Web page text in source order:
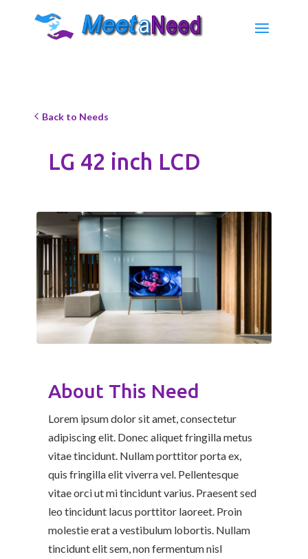
Back to Needs
LG 42 inch LCD
About This Need
Lorem ipsum dolor sit amet, consectetur
adipiscing elit. Donec aliquet fringilla metus
vitae tincidunt. Nullam porttitor porta ex,
quis fringilla elit viverra vel. Pellentesque
vitae orci ut mi tincidunt varius. Praesent sed
leo tincidunt lacus porttitor laoreet. Proin
molestie erat a vestibulum lobortis. Nullam
tincidunt elit sem, non fermentum nisl